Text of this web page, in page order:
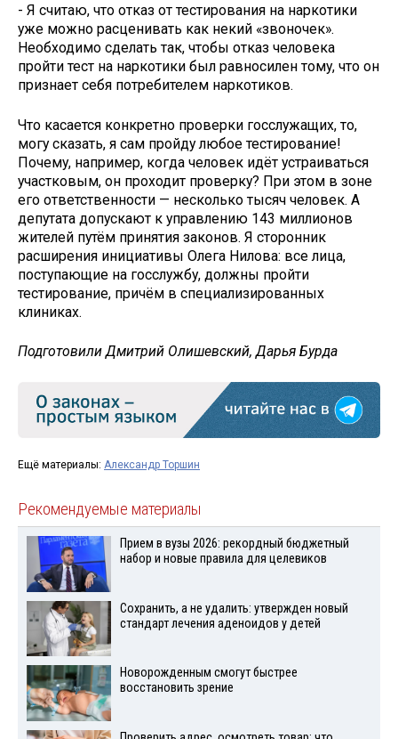
- Я считаю, что отказ от тестирования на наркотики
уже можно расценивать как некий «звоночек».
Необходимо сделать так, чтобы отказ человека
пройти тест на наркотики был равносилен тому, что он
признает себя потребителем наркотиков.
Что касается конкретно проверки госслужащих, то,
могу сказать, я сам пройду любое тестирование!
Почему, например, когда человек идёт устраиваться
участковым, он проходит проверку? При этом в зоне
его ответственности — несколько тысяч человек. А
депутата допускают к управлению 143 миллионов
жителей путём принятия законов. Я сторонник
расширения инициативы Олега Нилова: все лица,
поступающие на госслужбу, должны пройти
тестирование, причём в специализированных
клиниках.
Подготовили Дмитрий Олишевский, Дарья Бурда
Ещё материалы: Александр Торшин
Рекомендуемые материалы
Прием в вузы 2026: рекордный бюджетный
набор и новые правила для целевиков
Сохранить, а не удалить: утвержден новый
стандарт лечения аденоидов у детей
Новорожденным смогут быстрее
восстановить зрение